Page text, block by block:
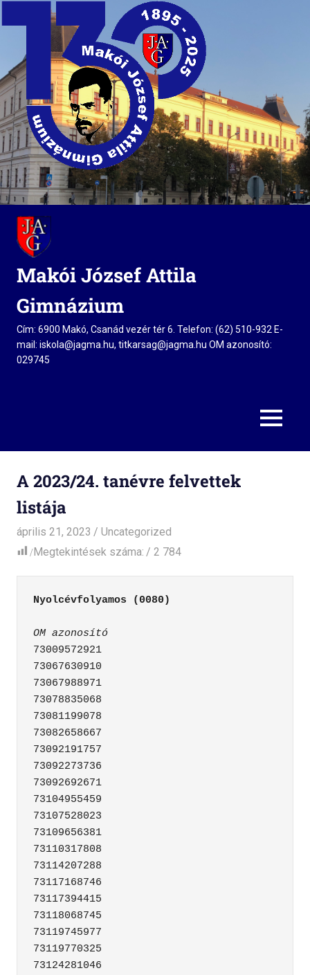
Skip
content
Makói József Attila
Gimnázium
Cím: 6900 Makó, Csanád vezér tér 6. Telefon: (62) 510-932 E-
mail: iskola@jagma.hu, titkarsag@jagma.hu OM azonosító:
029745
MENU
A 2023/24. tanévre felvettek
listája
április 21, 2023 Editor
Uncategorized
Megtekintések száma:
2 784
Nyolcévfolyamos (0080)
OM azonosító
73009572921
73067630910
73067988971
73078835068
73081199078
73082658667
73092191757
73092273736
73092692671
73104955459
73107528023
73109656381
73110317808
73114207288
73117168746
73117394415
73118068745
73119745977
73119770325
73124281046